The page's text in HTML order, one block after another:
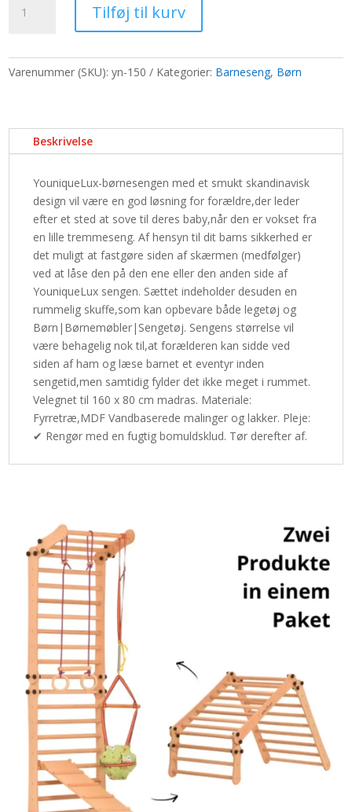
Børn|Barneseng,HVIDTilføj til kurv
Varenummer (SKU):yn-150 Kategorier: Barneseng, Børn
Beskrivelse
YouniqueLux-børnesengen med et smukt skandinavisk
design vil være en god løsning for forældre,der leder
efter et sted at sove til deres baby,når den er vokset fra
en lille tremmeseng. Af hensyn til dit barns sikkerhed er
det muligt at fastgøre siden af skærmen (medfølger)
ved at låse den på den ene eller den anden side af
YouniqueLux sengen. Sættet indeholder desuden en
rummelig skuffe,som kan opbevare både legetøj og
Børn|Børnemøbler|Sengetøj. Sengens størrelse vil
være behagelig nok til,at forælderen kan sidde ved
siden af ham og læse barnet et eventyr inden
sengetid,men samtidig fylder det ikke meget i rummet.
Velegnet til 160 x 80 cm madras. Materiale:
Fyrretræ,MDF Vandbaserede malinger og lakker. Pleje:
✔ Rengør med en fugtig bomuldsklud. Tør derefter af.